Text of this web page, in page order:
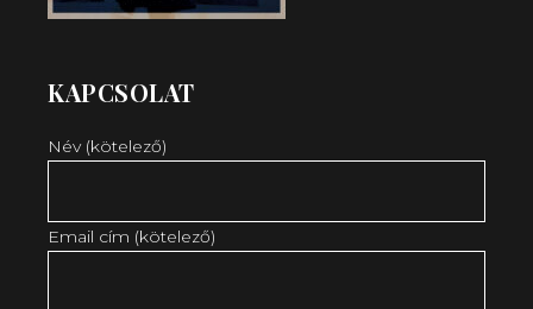
KAPCSOLAT
Név (kötelező)
Email cím (kötelező)